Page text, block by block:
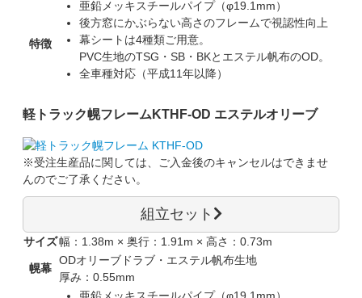
特徴
亜鉛メッキスチールパイプ（φ19.1mm）
後方窓にかぶらない高さのフレームで視認性向上
幕シートは4種類ご用意。
PVC生地のTSG・SB・BKとエステル帆布のOD。
全車種対応（平成11年以降）
軽トラック幌フレームKTHF-OD エステルオリーブ
※受注生産品に関しては、
ご入金後のキャンセルはできませ
んのでご了承ください。
組立セット
サイズ幅：1.38m × 奥行：1.91m × 高さ：0.73m
幌幕
ODオリーブドラブ・エステル帆布生地
厚み：0.55mm
亜鉛メッキスチールパイプ（φ19.1mm）